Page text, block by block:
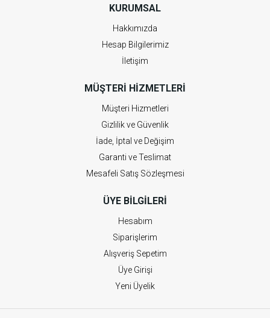
KURUMSAL
Hakkımızda
Hesap Bilgilerimiz
İletişim
MÜŞTERI HIZMETLERI
Müşteri Hizmetleri
Gizlilik ve Güvenlik
İade, İptal ve Değişim
Garanti ve Teslimat
Mesafeli Satış Sözleşmesi
ÜYE BILGILERI
Hesabım
Siparişlerim
Alışveriş Sepetim
Üye Girişi
Yeni Üyelik